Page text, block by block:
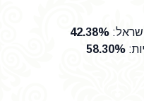
:
42.38%
:
58.30%